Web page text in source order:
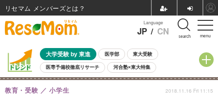
menu
Language
JP / CN search
大学受験 by 東進 医学部 東大受験
医専予備校徹底リサーチ 河合塾×東大特集
親子で考える大学選び 高校受験 中学受験 小学校受験
共通テスト 夏休み
教育・受験 小学生 2018.11.16 Fri 11:15
リセマム メンバーズ